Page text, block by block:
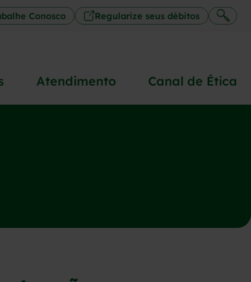
Conosco Regularize seus débitos
Atendimento Canal de Ética